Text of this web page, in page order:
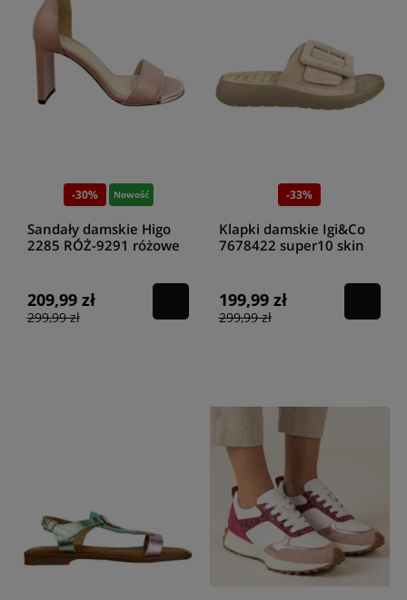
-30% Nowość
Sandały damskie Higo
2285 RÓŻ-9291 różowe
209,99 zł
299,99 zł
-33%
Klapki damskie Igi&Co
7678422 super10 skin
199,99 zł
299,99 zł